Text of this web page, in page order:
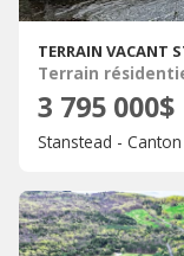
TERRAIN VACANT
Terrain
3 795 000$
Stanstead - Canton